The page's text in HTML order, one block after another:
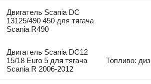
Двигатель Scania DC
13125/490 450 для тягача
Scania R490
Двигатель Scania DC12
15/18 Euro 5 для тягача
Scania R 2006-2012
Топливо: